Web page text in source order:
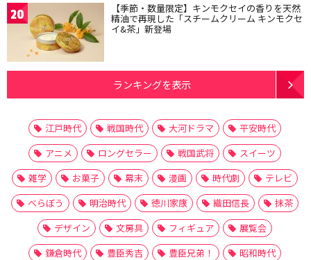
20 【季節・数量限定】キンモクセイの香りを天然
精油で再現した「スチームクリーム キンモクセ
イ&茶」新登場
ランキングを表示
江戸時代 戦国時代 大河ドラマ
平安時代
アニメ
ロングセラー 戦国武将
スイーツ
雑学
お菓子 幕末 漫画 時代劇
テレビ
べらぼう
明治時代 徳川家康 織田信長
抹茶
デザイン
文房具 フィギュア
展覧会
鎌倉時代
豊臣秀吉 豊臣兄弟！
昭和時代